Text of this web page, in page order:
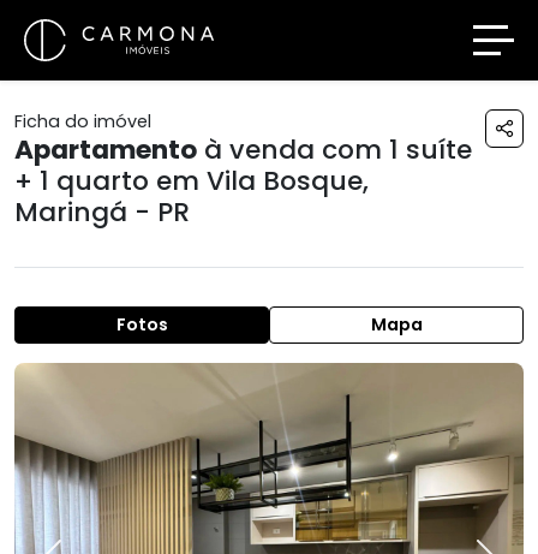
Ficha do imóvel
Apartamento à venda com 1 suíte
+ 1 quarto em Vila Bosque,
Maringá - PR
Fotos Mapa